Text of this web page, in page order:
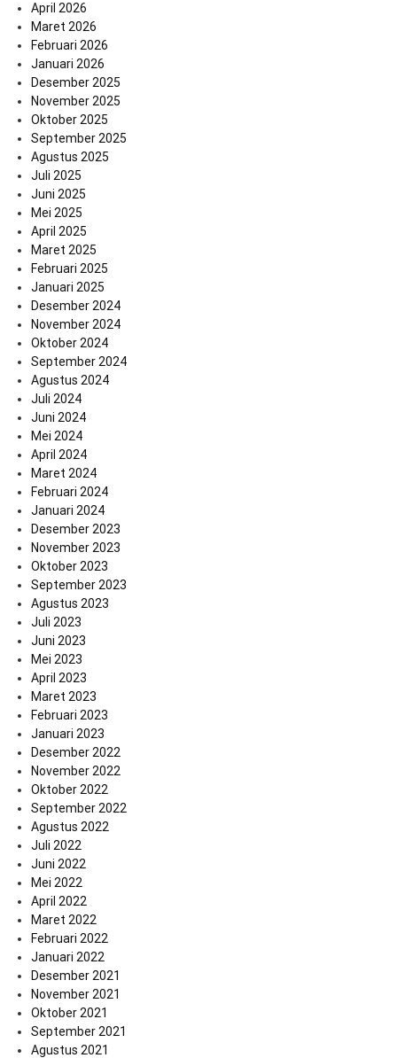
April 2026
Maret 2026
Februari 2026
Januari 2026
Desember 2025
November 2025
Oktober 2025
September 2025
Agustus 2025
Juli 2025
Juni 2025
Mei 2025
April 2025
Maret 2025
Februari 2025
Januari 2025
Desember 2024
November 2024
Oktober 2024
September 2024
Agustus 2024
Juli 2024
Juni 2024
Mei 2024
April 2024
Maret 2024
Februari 2024
Januari 2024
Desember 2023
November 2023
Oktober 2023
September 2023
Agustus 2023
Juli 2023
Juni 2023
Mei 2023
April 2023
Maret 2023
Februari 2023
Januari 2023
Desember 2022
November 2022
Oktober 2022
September 2022
Agustus 2022
Juli 2022
Juni 2022
Mei 2022
April 2022
Maret 2022
Februari 2022
Januari 2022
Desember 2021
November 2021
Oktober 2021
September 2021
Agustus 2021